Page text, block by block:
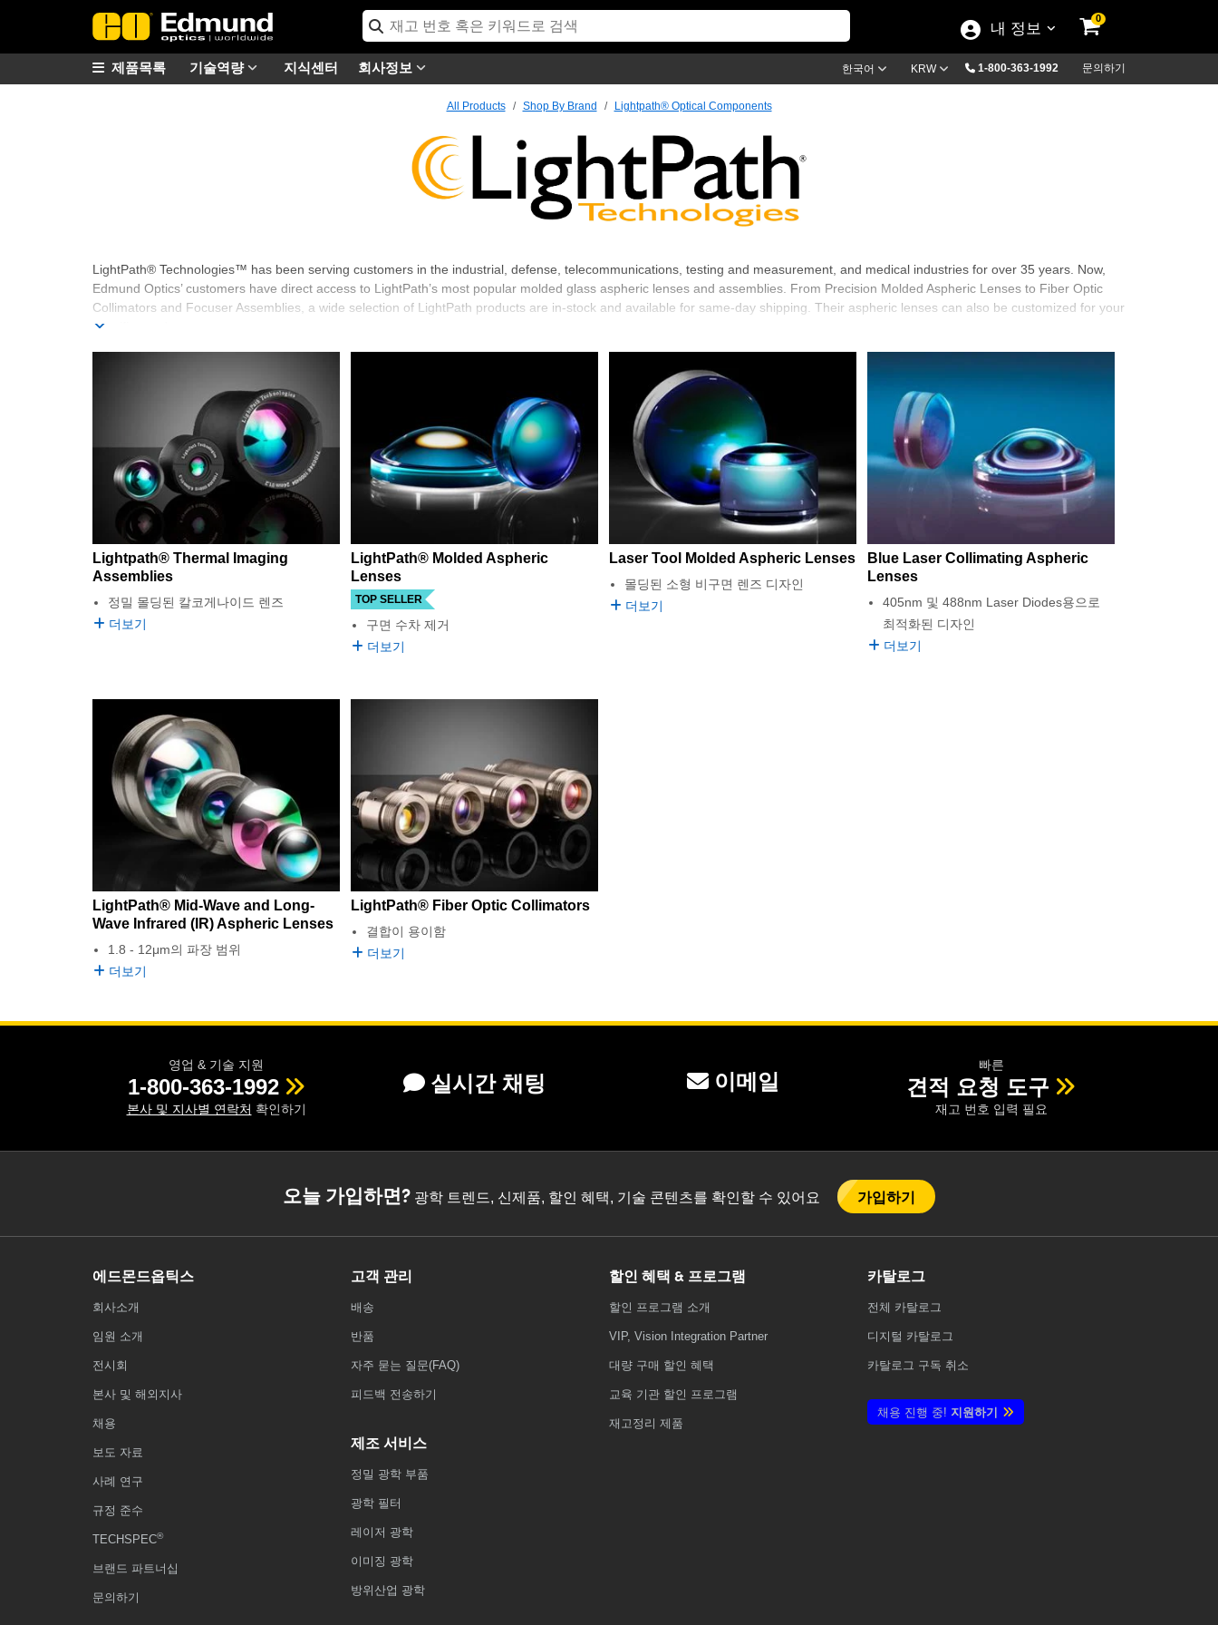
내 정보
0
기술역량 지식센터 회사정보 한국어 KRW 1-800-363-1992 문의하기
제품목록
All Products Shop By Brand Lightpath® Optical Components
Lightpath® Optical Components
LightPath® Technologies™ has been serving customers in the industrial, defense, telecommunications, testing and measurement, and medical industries for over 35 years. Now,
Edmund Optics’ customers have direct access to LightPath’s most popular molded glass aspheric lenses and assemblies. From Precision Molded Aspheric Lenses to Fiber Optic
Collimators and Focuser Assemblies, a wide selection of LightPath products are in-stock and available for same-day shipping. Their aspheric lenses can also be customized for your
specific needs.
Lightpath® Thermal Imaging
Assemblies
정밀 몰딩된 칼코게나이드 렌즈
더보기
LightPath® Molded Aspheric
Lenses
TOP SELLER
구면 수차 제거
더보기
Laser Tool Molded Aspheric Lenses
몰딩된 소형 비구면 렌즈 디자인
더보기
Blue Laser Collimating Aspheric
Lenses
405nm 및 488nm Laser Diodes용으로
최적화된 디자인
더보기
LightPath® Mid-Wave and Long-
Wave Infrared (IR) Aspheric Lenses
1.8 - 12μm의 파장 범위
더보기
LightPath® Fiber Optic Collimators
결합이 용이함
더보기
영업 & 기술 지원
1-800-363-1992
본사 및 지사별 연락처 확인하기
실시간 채팅 이메일
빠른
견적 요청 도구
재고 번호 입력 필요
오늘 가입하면?광학 트렌드, 신제품, 할인 혜택, 기술 콘텐츠를 확인할 수 있어요 가입하기
에드몬드옵틱스
회사소개
임원 소개
전시회
본사 및 해외지사
채용
보도 자료
사례 연구
규정 준수
TECHSPEC®
브랜드 파트너십
문의하기
고객 관리
배송
반품
자주 묻는 질문(FAQ)
피드백 전송하기
제조 서비스
정밀 광학 부품
광학 필터
레이저 광학
이미징 광학
방위산업 광학
할인 혜택 & 프로그램
할인 프로그램 소개
VIP, Vision Integration Partner
대량 구매 할인 혜택
교육 기관 할인 프로그램
재고정리 제품
카탈로그
전체 카탈로그
디지털 카탈로그
카탈로그 구독 취소
채용 진행 중! 지원하기